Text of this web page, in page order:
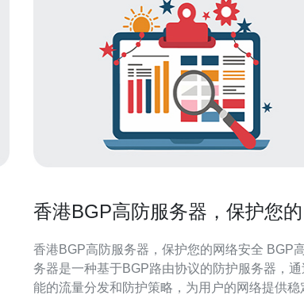
香港BGP高防服务器，保护您
香港BGP高防服务器，保护您的网络安全 BGP高防服
务器是一种基于BGP路由协议的防护服务器，通
能的流量分发和防护策略，为用户的网络提供稳